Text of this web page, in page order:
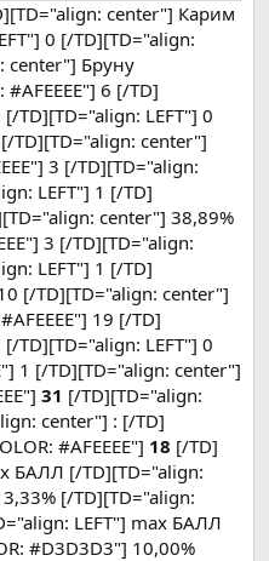
center"] Карим
0 [/TD][TD="align:
center"] Бруну
6 [/TD]
TD][TD="align: LEFT"] 0
TD][TD="align: center"]
3 [/TD][TD="align:
LEFT"] 1 [/TD]
center"] 38,89%
3 [/TD][TD="align:
LEFT"] 1 [/TD]
[/TD][TD="align: center"]
19 [/TD]
TD][TD="align: LEFT"] 0
1 [/TD][TD="align: center"]
31 [/TD][TD="align:
center"] : [/TD]
#AFEEEE"] 18 [/TD]
БАЛЛ [/TD][TD="align:
[/TD][TD="align:
LEFT"] max БАЛЛ
#D3D3D3"] 10,00%